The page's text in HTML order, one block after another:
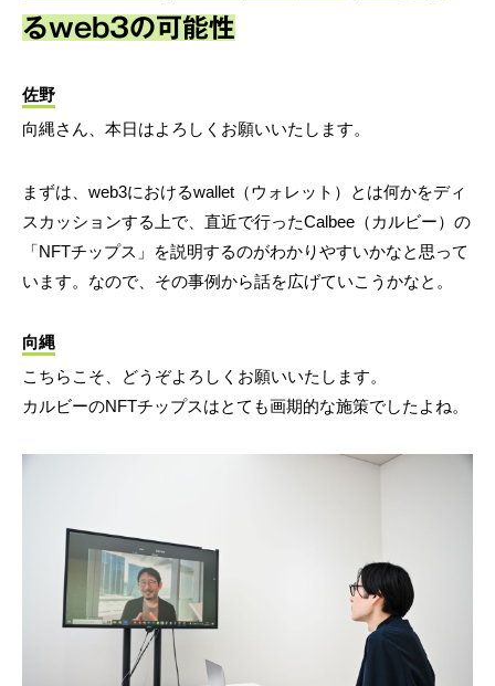
るweb3の可能性
佐野
向縄さん、本日はよろしくお願いいたします。
まずは、web3におけるwallet（ウォレット）とは何かをディ
スカッションする上で、直近で行ったCalbee（カルビー）の
「NFTチップス」を説明するのがわかりやすいかなと思って
います。なので、その事例から話を広げていこうかなと。
向縄
こちらこそ、どうぞよろしくお願いいたします。
カルビーのNFTチップスはとても画期的な施策でしたよね。